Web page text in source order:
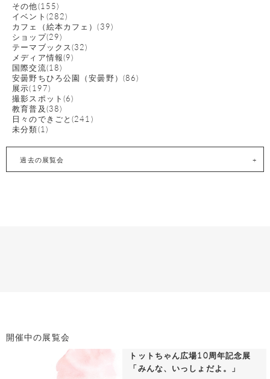
その他(155)
イベント(282)
カフェ（絵本カフェ）(39)
ショップ(29)
テーマブックス(32)
メディア情報(9)
国際交流(18)
安曇野ちひろ公園（安曇野）(86)
展示(197)
撮影スポット(6)
教育普及(38)
日々のできごと(241)
未分類(1)
過去の展覧会
開催中の展覧会
トットちゃん広場10周年記念展
「みんな、いっしょだよ。」